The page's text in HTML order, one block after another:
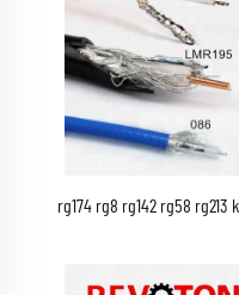
rg174 rg8 rg142 rg58